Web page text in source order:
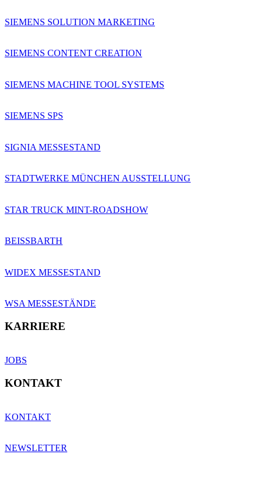
SIEMENS SOLUTION MARKETING
SIEMENS CONTENT CREATION
SIEMENS MACHINE TOOL SYSTEMS
SIEMENS SPS
SIGNIA MESSESTAND
STADTWERKE MÜNCHEN AUSSTELLUNG
STAR TRUCK MINT-ROADSHOW
BEISSBARTH
WIDEX MESSESTAND
WSA MESSESTÄNDE
KARRIERE
JOBS
KONTAKT
KONTAKT
NEWSLETTER